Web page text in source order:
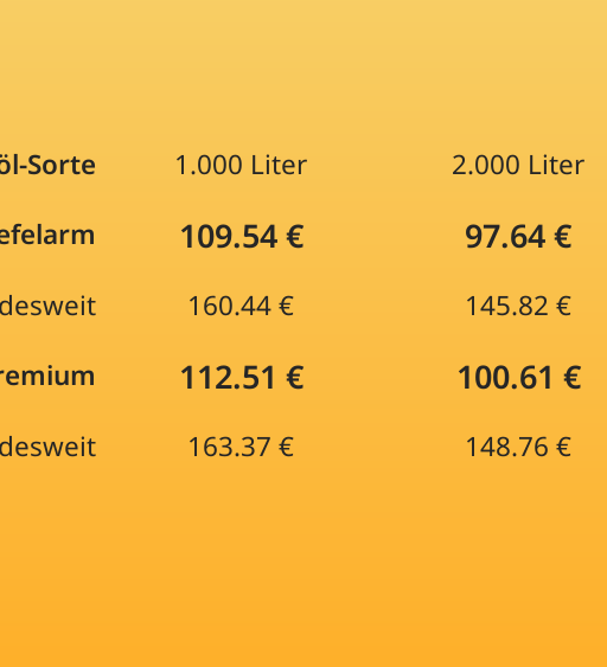
Sorte 1.000 Liter 2.000 Liter
109.54 € 97.64 €
160.44 € 145.82 €
112.51 € 100.61 €
163.37 € 148.76 €